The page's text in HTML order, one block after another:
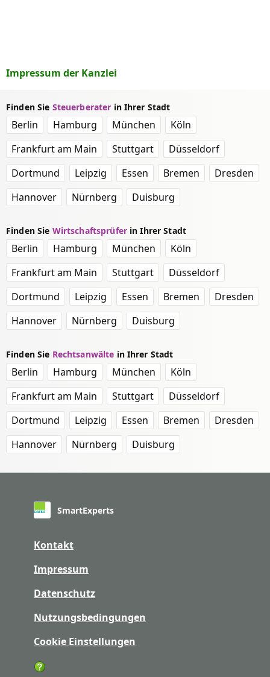
Impressum der Kanzlei
Finden Sie Steuerberater in Ihrer Stadt
Berlin Hamburg München
Köln
Frankfurt am Main
Stuttgart
Düsseldorf
Dortmund
Leipzig Essen Bremen
Dresden
Hannover
Nürnberg Duisburg
Finden Sie Wirtschaftsprüferin Ihrer Stadt
Berlin Hamburg München
Köln
Frankfurt am Main
Stuttgart
Düsseldorf
Dortmund
Leipzig Essen Bremen
Dresden
Hannover
Nürnberg Duisburg
Finden Sie Rechtsanwälte in Ihrer Stadt
Berlin Hamburg München
Köln
Frankfurt am Main
Stuttgart
Düsseldorf
Dortmund
Leipzig Essen Bremen
Dresden
Hannover
Nürnberg Duisburg
SmartExperts
Kontakt
Impressum
Datenschutz
Nutzungsbedingungen
Cookie Einstellungen